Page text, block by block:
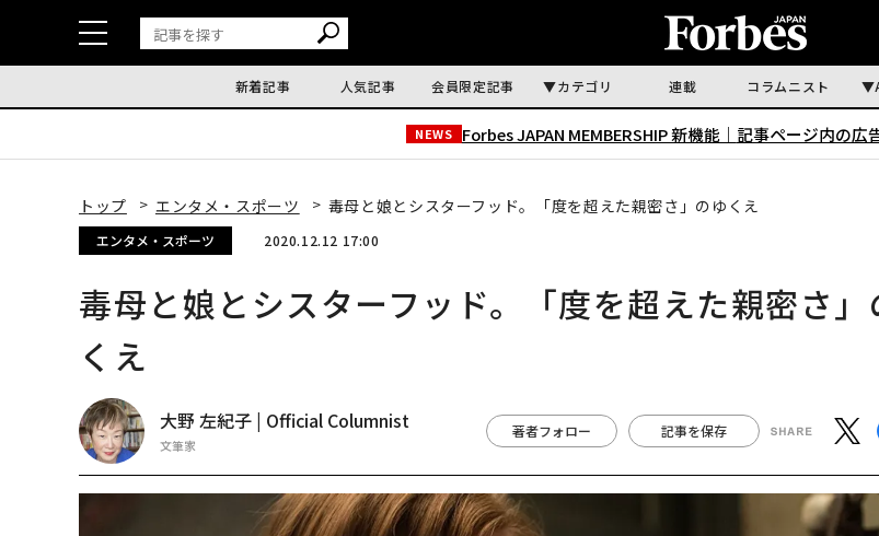
新着記事 人気記事 会員限定記事 カテゴリ 連載 コラムニスト
NEWS Forbes JAPAN MEMBERSHIP 新機能｜ 記事ページ内の広
トップ エンタメ・スポーツ 毒母と娘とシスターフッド。「度を超えた親密さ」のゆくえ
エンタメ・スポーツ 2020.12.12 17:00
毒母と娘とシスターフッド。「度を超えた親密さ」
くえ
大野 左紀子 | Official Columnist
文筆家
著者フォロー 記事を保存